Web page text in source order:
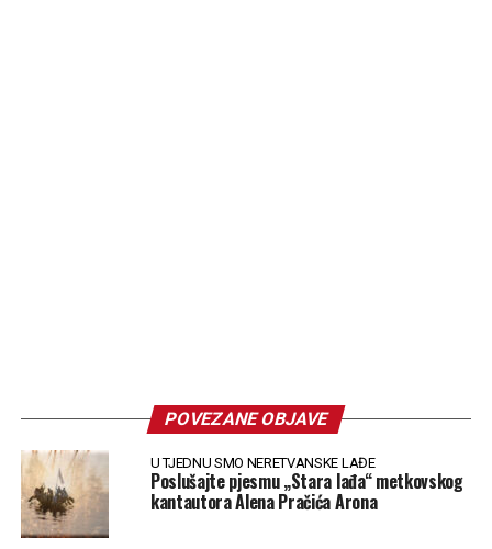
POVEZANE OBJAVE
U TJEDNU SMO NERETVANSKE LAĐE
Poslušajte pjesmu „Stara lađa“ metkovskog
kantautora Alena Pračića Arona